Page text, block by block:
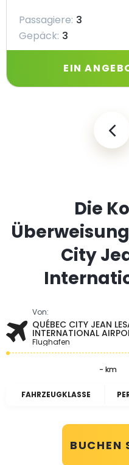
Passagiere: 3
Gepäck: 3
EIN
Die
City
Von:
QUÉBEC CITY JEAN
INTERNATIONAL
Flughafen
- km
FAHRZEUGKLASSE
BUCHEN